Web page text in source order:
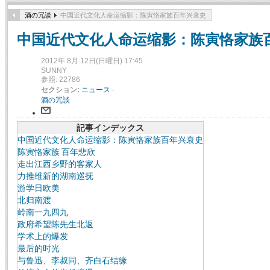
酒の冗談 中国近代文化人命运缩影：陈寅恪家族百年兴衰史
中国近代文化人命运缩影：陈寅恪家族
2012年 8月 12日(日曜日) 17:45
SUNNY
参照: 22786
セクション: ニュース -
酒の冗談
記事インデックス
中国近代文化人命运缩影：陈寅恪家族百年兴衰史
陈寅恪家族 百年悲欣
走出江西乡野的客家人
力推维新的湖南巡抚
游学日欧美
北归南渡
岭南一九四九
政府希望陈先生北返
学术上的爆发
最后的时光
与鲁迅、李叔同、齐白石结缘